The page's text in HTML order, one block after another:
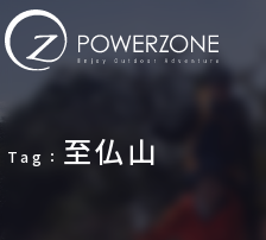
Tag： 至仏山